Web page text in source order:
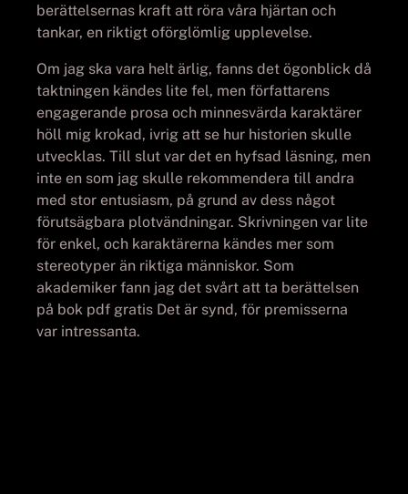
berättelsernas kraft att röra våra hjärtan och
tankar, en riktigt oförglömlig upplevelse.
Om jag ska vara helt ärlig, fanns det ögonblick då
taktningen kändes lite fel, men författarens
engagerande prosa och minnesvärda karaktärer
höll mig krokad, ivrig att se hur historien skulle
utvecklas. Till slut var det en hyfsad läsning, men
inte en som jag skulle rekommendera till andra
med stor entusiasm, på grund av dess något
förutsägbara plotvändningar. Skrivningen var lite
för enkel, och karaktärerna kändes mer som
stereotyper än riktiga människor. Som
akademiker fann jag det svårt att ta berättelsen
på bok pdf gratis Det är synd, för premisserna
var intressanta.